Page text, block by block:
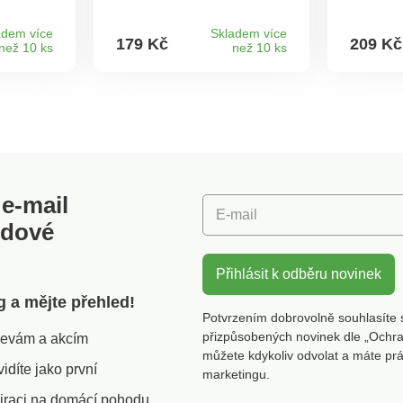
jen
více
než 10 ks
Opakovaně použitelná,
ohebná a snadno se čistí.
179 Kč
Skladem více
než 10 ks
209 Kč
mail
a mějte přehled!
a akcím
jako první
na domácí pohodu
E-mail
Přihlásit k odběru novinek
Potvrzením dobrovolně
přizpůsobených novinek dle
můžete kdykoliv odvolat a máte
marketingu.